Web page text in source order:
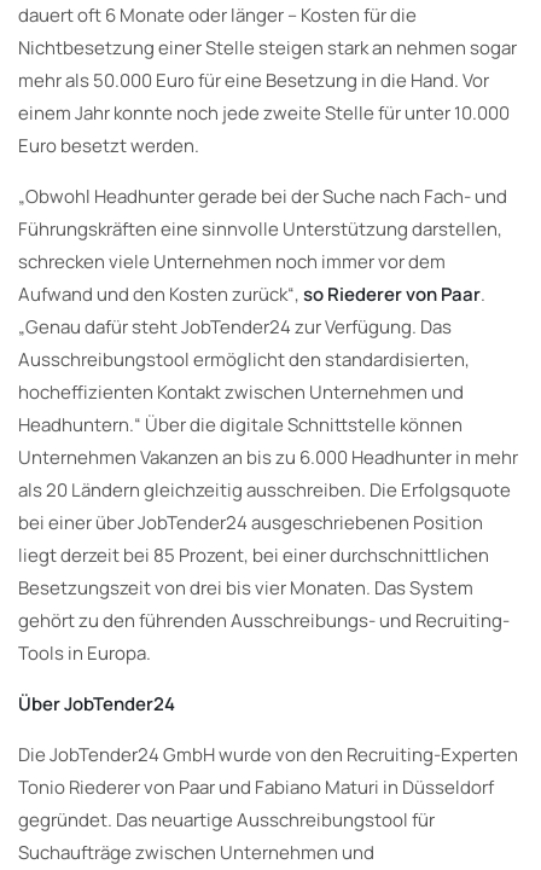
dauert oft 6 Monate oder länger – Kosten für die
Nichtbesetzung einer Stelle steigen stark an nehmen sogar
mehr als 50.000 Euro für eine Besetzung in die Hand. Vor
einem Jahr konnte noch jede zweite Stelle für unter 10.000
Euro besetzt werden.
„Obwohl Headhunter gerade bei der Suche nach Fach- und
Führungskräften eine sinnvolle Unterstützung darstellen,
schrecken viele Unternehmen noch immer vor dem
Aufwand und den Kosten zurück“,so Riederer von Paar.
„Genau dafür steht JobTender24 zur Verfügung. Das
Ausschreibungstool ermöglicht den standardisierten,
hocheffizienten Kontakt zwischen Unternehmen und
Headhuntern.“ Über die digitale Schnittstelle können
Unternehmen Vakanzen an bis zu 6.000 Headhunter in mehr
als 20 Ländern gleichzeitig ausschreiben. Die Erfolgsquote
bei einer über JobTender24 ausgeschriebenen Position
liegt derzeit bei 85 Prozent, bei einer durchschnittlichen
Besetzungszeit von drei bis vier Monaten. Das System
gehört zu den führenden Ausschreibungs- und Recruiting-
Tools in Europa.
Über JobTender24
Die JobTender24 GmbH wurde von den Recruiting-Experten
Tonio Riederer von Paar und Fabiano Maturi in Düsseldorf
gegründet. Das neuartige Ausschreibungstool für
Suchaufträge zwischen Unternehmen und